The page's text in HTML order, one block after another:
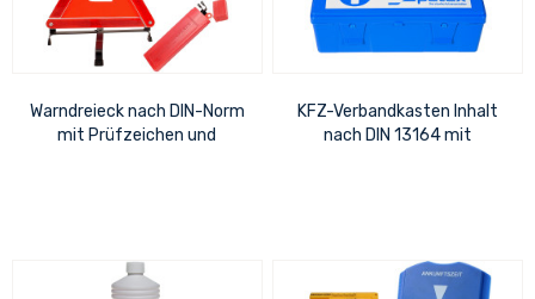
Warndreieck nach DIN-Norm
mit Prüfzeichen und
KFZ-Verbandkasten Inhalt
nach DIN 13164 mit